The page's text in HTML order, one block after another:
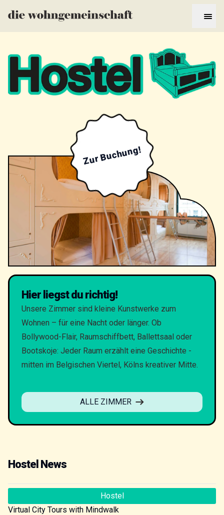
Hier liegst du richtig!
Unsere Zimmer sind kleine Kunstwerke zum
Wohnen – für eine Nacht oder länger. Ob
Bollywood-Flair, Raumschiffbett, Ballettsaal oder
Bootskoje: Jeder Raum erzählt eine Geschichte -
mitten im Belgischen Viertel, Kölns kreativer Mitte.
ALLE ZIMMER
Zur Buchung!
Hostel News
Hostel
Virtual City Tours with Mindwalk